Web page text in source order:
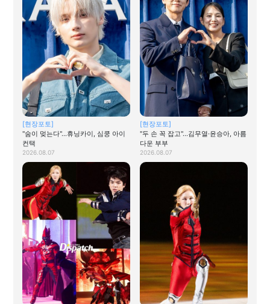
[현장포토]
"숨이 멎는다"…휴닝카이, 심쿵 아이
컨택
2026.08.07
[현장포토]
"두 손 꼭 잡고"…김무열·윤승아, 아름
다운 부부
2026.08.07